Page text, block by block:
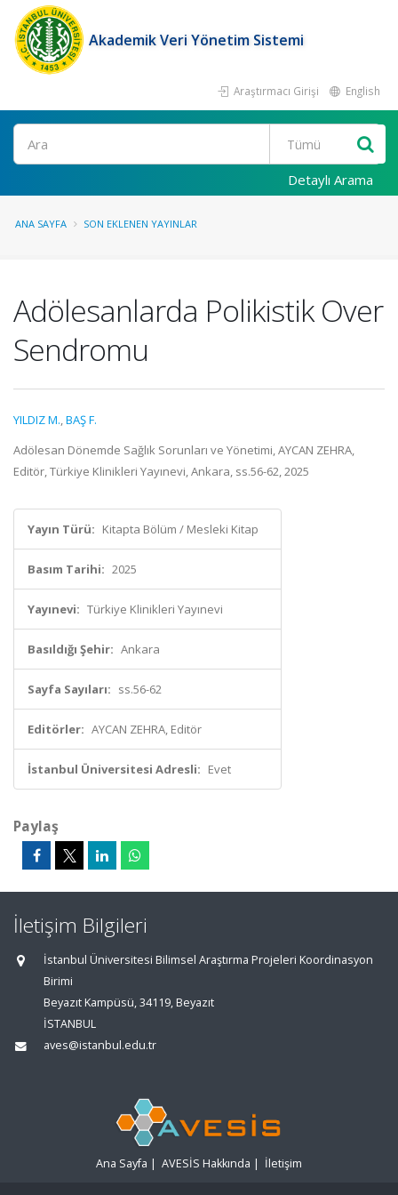
Akademik Veri Yönetim Sistemi
Araştırmacı Girişi English
Ara
Detaylı Arama
ANA SAYFA SON EKLENEN YAYINLAR
Adölesanlarda Polikistik Over
Sendromu
YILDIZ M.,BAŞ F.
Adölesan Dönemde Sağlık Sorunları ve Yönetimi, AYCAN ZEHRA,
Editör, Türkiye Klinikleri Yayınevi, Ankara, ss.56-62, 2025
Yayın Türü: Kitapta Bölüm / Mesleki Kitap
Basım Tarihi: 2025
Yayınevi: Türkiye Klinikleri Yayınevi
Basıldığı Şehir: Ankara
Sayfa Sayıları: ss.56-62
Editörler: AYCAN ZEHRA, Editör
İstanbul Üniversitesi Adresli: Evet
Paylaş
İletişim Bilgileri
İstanbul Üniversitesi Bilimsel Araştırma Projeleri Koordinasyon
Birimi
Beyazıt Kampüsü, 34119, Beyazıt
İSTANBUL
aves@istanbul.edu.tr
Ana Sayfa | AVESİS Hakkında | İletişim